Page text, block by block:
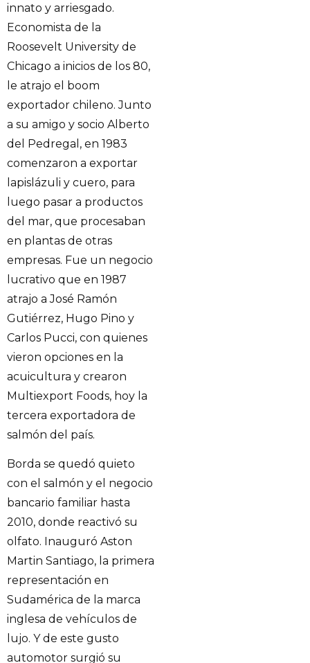
innato y arriesgado.
Economista de la
Roosevelt University de
Chicago a inicios de los 80,
le atrajo el boom
exportador chileno. Junto
a su amigo y socio Alberto
del Pedregal, en 1983
comenzaron a exportar
lapislázuli y cuero, para
luego pasar a productos
del mar, que procesaban
en plantas de otras
empresas. Fue un negocio
lucrativo que en 1987
atrajo a José Ramón
Gutiérrez, Hugo Pino y
Carlos Pucci, con quienes
vieron opciones en la
acuicultura y crearon
Multiexport Foods, hoy la
tercera exportadora de
salmón del país.
Borda se quedó quieto
con el salmón y el negocio
bancario familiar hasta
2010, donde reactivó su
olfato. Inauguró Aston
Martin Santiago, la primera
representación en
Sudamérica de la marca
inglesa de vehículos de
lujo. Y de este gusto
automotor surgió su